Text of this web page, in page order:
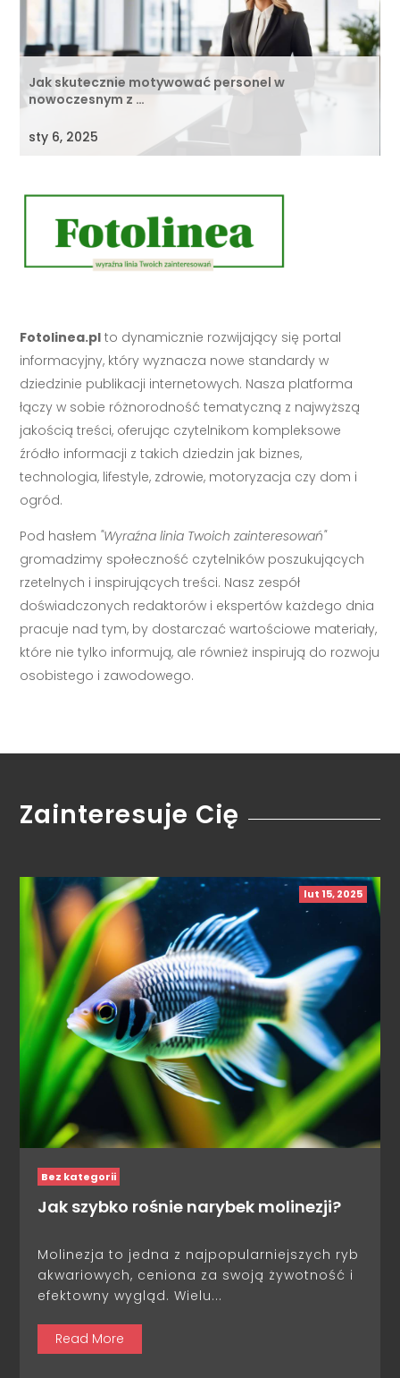
Jak skutecznie motywować personel w
nowoczesnym z …
sty 6, 2025
Fotolinea.pl to dynamicznie rozwijający się portal
informacyjny, który wyznacza nowe standardy w
dziedzinie publikacji internetowych. Nasza platforma
łączy w sobie różnorodność tematyczną z najwyższą
jakością treści, oferując czytelnikom kompleksowe
źródło informacji z takich dziedzin jak biznes,
technologia, lifestyle, zdrowie, motoryzacja czy dom i
ogród.
Pod hasłem "Wyraźna linia Twoich zainteresowań"
gromadzimy społeczność czytelników poszukujących
rzetelnych i inspirujących treści. Nasz zespół
doświadczonych redaktorów i ekspertów każdego dnia
pracuje nad tym, by dostarczać wartościowe materiały,
które nie tylko informują, ale również inspirują do rozwoju
osobistego i zawodowego.
Zainteresuje Cię
lut 15, 2025
Bez kategorii
Jak szybko rośnie narybek molinezji?
Molinezja to jedna z najpopularniejszych ryb
akwariowych, ceniona za swoją żywotność i
efektowny wygląd. Wielu...
Read More